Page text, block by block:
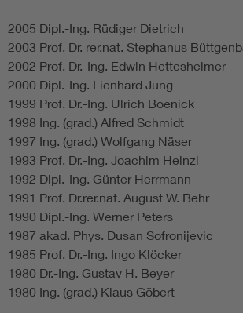
2005 Dipl.-Ing. Rüdiger Dietrich
2003 Prof. Dr. rer.nat. Stephanus
2002 Prof. Dr.-Ing. Edwin Hettesheimer
2000 Dipl.-Ing. Lienhard Jung
1999 Prof. Dr.-Ing. Ulrich Boenick
1998 Ing. (grad.) Alfred Schmidt
1997 Ing. (grad.) Wolfgang Näser
1993 Prof. Dr.-Ing. Joachim Heinzl
1992 Dipl.-Ing. Günter Herrmann
1991 Prof. Dr.rer.nat. August W. Behr
1990 Dipl.-Ing. Werner Peters
1987 akad. Phys. Dusan Sofronijevic
1985 Prof. Dr.-Ing. Ingo Klöcker
1980 Dr.-Ing. Gustav H. Beyer
1980 Ing. (grad.) Klaus Göbert